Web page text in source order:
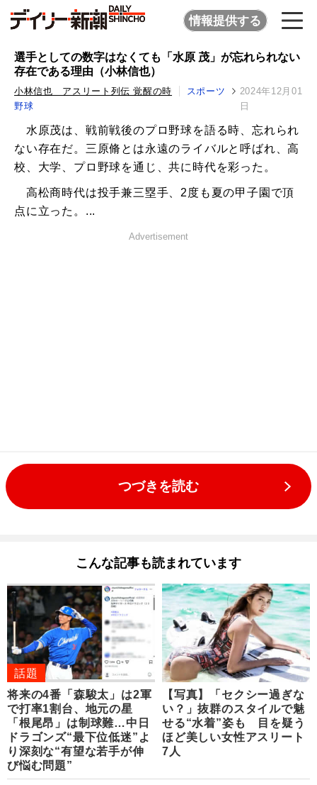
情報提供する
選手としての数字はなくても「水原 茂」が忘れられない
存在である理由（小林信也）
小林信也 アスリート列伝 覚醒の時
スポーツ
野球
2024年12月01
日
水原茂は、戦前戦後のプロ野球を語る時、忘れられ
ない存在だ。三原脩とは永遠のライバルと呼ばれ、高
校、大学、プロ野球を通じ、共に時代を彩った。
高松商時代は投手兼三塁手、2度も夏の甲子園で頂
点に立った。...
Advertisement
つづきを読む
こんな記事も読まれています
話題
将来の4番「森駿太」は2軍
で打率1割台、地元の星
「根尾昂」は制球難…中日
ドラゴンズ“最下位低迷”よ
り深刻な“有望な若手が伸
び悩む問題”
【写真】「セクシー過ぎな
い？」抜群のスタイルで魅
せる“水着”姿も 目を疑う
ほど美しい女性アスリート
7人